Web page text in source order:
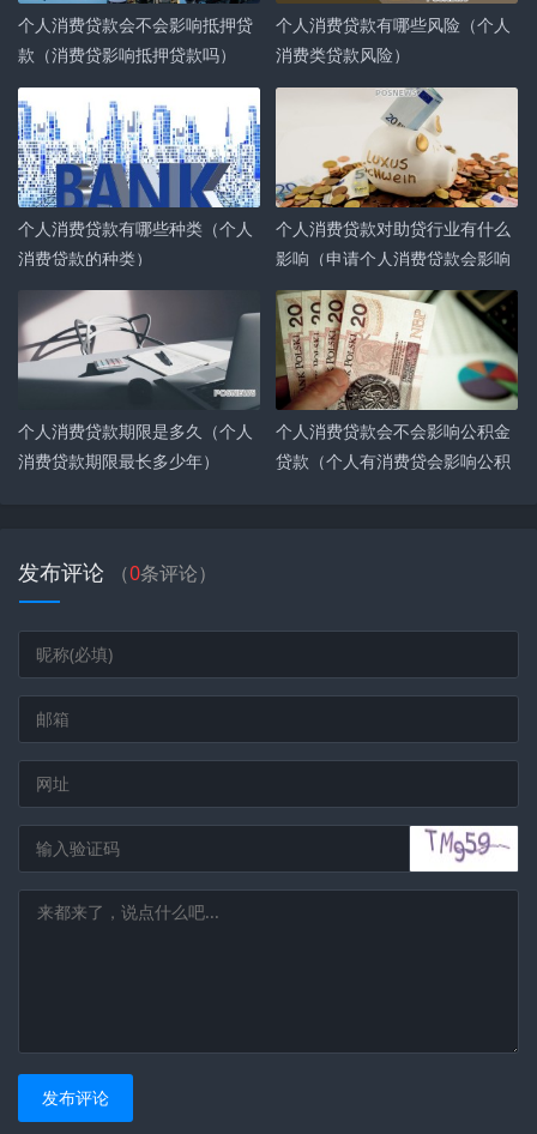
记录、借款记录等信息。这样可以了解自己在该平台的借
贷情况。
5、要查询个人名下所有网贷记录，可以参考以下步骤：
联系银行：可以尝试联系所有曾经使用过的网贷平台的客
服，询问他们关于你的贷款记录。但请注意，并非所有网
贷平台都会主动上报个人征信报告，所以并非所有记录都
能查到。
6、方法一：通过征信报告查询 可以通过查询个人征信报
告来获取自己名下的网贷信息。征信报告中包含了个人在
各家银行的贷款、信用卡使用记录，以及网贷平台的借款
记录等。
怎么查自己欠了哪些网贷
2、联系客服：如果在网贷平台上无法找到相关借款记录，
可以尝试联系平台的客服人员，提供个人信息并咨询是否
有未结清的借款。查询信用报告：另外，你还可以通过查
询个人信用报告来获取更全面的借款信息。
3、想要知道自己借了多少网贷的话，可以直接去第三方数
据平台上查询大数据，一般在各平台上的借还款情况都会
在大数据里留下相关记录。
4、正面回答 要查询网贷大数据的话，通常都是在一些民
间查询系统、第三方平台处查询。
个人消费贷款会不会影响抵押贷
款（消费贷影响抵押贷款吗）
个人消费贷款有哪些风险（个人
消费类贷款风险）
个人消费贷款有哪些种类（个人
消费贷款的种类）
个人消费贷款对助贷行业有什么
影响（申请个人消费贷款会影响
个人房贷吗）
个人消费贷款期限是多久（个人
消费贷款期限最长多少年）
个人消费贷款会不会影响公积金
贷款（个人有消费贷会影响公积
发布评论 （0条评论）
发布评论